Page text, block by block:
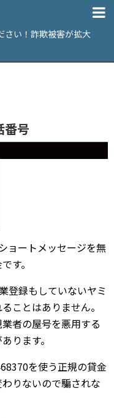
さい！詐欺被害が拡大
番号
ョートメッセージを無
す。
登録もしていないヤミ
ことはありません。
者の屋号を悪用する
ります。
を使う正規の貸金
りないので騙されな